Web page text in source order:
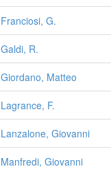
Franciosi, G.
Galdi, R.
Giordano, Matteo
Lagrance, F.
Lanzalone, Giovanni
Manfredi, Giovanni